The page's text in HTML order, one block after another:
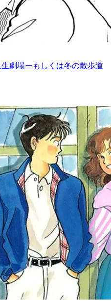
劇場ーもしくは冬の散歩道